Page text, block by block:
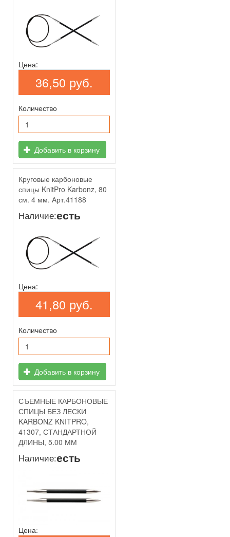
Цена:
36,50 руб.
Количество
Добавить в корзину
Круговые карбоновые
спицы KnitPro Karbonz, 80
см. 4 мм. Арт.41188
Наличие:есть
Цена:
41,80 руб.
Количество
Добавить в корзину
СЪЕМНЫЕ КАРБОНОВЫЕ
СПИЦЫ БЕЗ ЛЕСКИ
KARBONZ KNITPRO,
41307, СТАНДАРТНОЙ
ДЛИНЫ, 5.00 ММ
Наличие:есть
Цена: